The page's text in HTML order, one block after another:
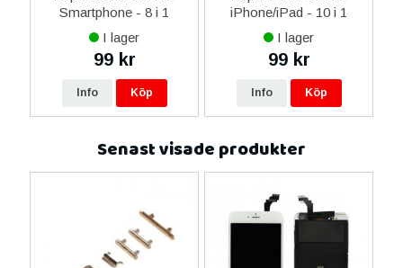
Smartphone - 8 i 1
I lager
99 kr
Info Köp
iPhone/iPad - 10 i 1
I lager
99 kr
Info Köp
Senast visade produkter